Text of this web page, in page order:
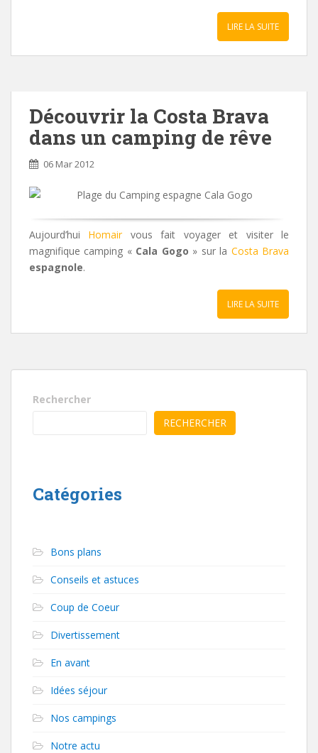
LIRE LA SUITE
Découvrir la Costa Brava
dans un camping de rêve
06 Mar 2012
Aujourd’hui Homairvous fait voyager et visiter le
magnifique camping « Cala Gogo » sur la Costa Brava
espagnole.
LIRE LA SUITE
Rechercher
RECHERCHER
Catégories
Bons plans
Conseils et astuces
Coup de Coeur
Divertissement
En avant
Idées séjour
Nos campings
Notre actu